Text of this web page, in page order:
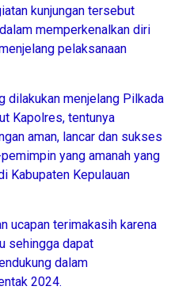
kunjungan tersebut
memperkenalkan diri
pelaksanaan
dilakukan menjelang Pilkada
Kapolres, tentunya
aman, lancar dan sukses
yang amanah yang
Kabupaten Kepulauan
ucapan terimakasih karena
sehingga dapat
dalam
2024.